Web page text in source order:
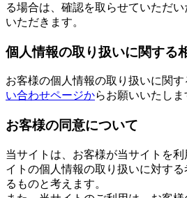
る場合は、確認を取らせていただ
いただきます。
個人情報の取り扱いに関する
お客様の個人情報の取り扱いに関す
い合わせページからお願いいたしま
お客様の同意について
当サイトは、お客様が当サイトを
イトの個人情報の取り扱いに対す
るものと考えます。